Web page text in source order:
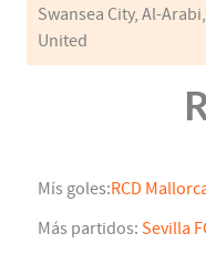
Swansea City, Al-
United
Mís goles:RCD
Más partidos: Sevilla